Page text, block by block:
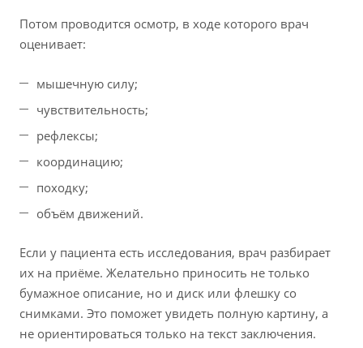
Потом проводится осмотр, в ходе которого врач
оценивает:
мышечную силу;
чувствительность;
рефлексы;
координацию;
походку;
объём движений.
Если у пациента есть исследования, врач разбирает
их на приёме. Желательно приносить не только
бумажное описание, но и диск или флешку со
снимками. Это поможет увидеть полную картину, а
не ориентироваться только на текст заключения.